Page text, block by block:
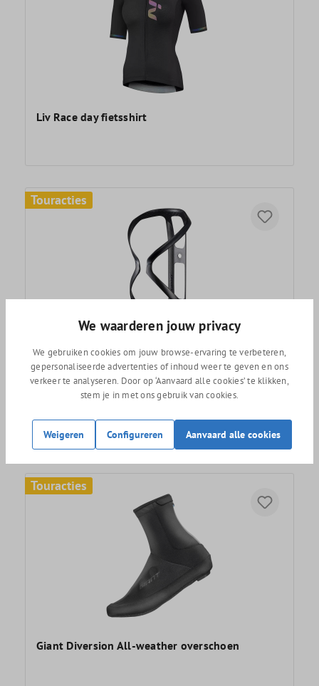
Liv Race day fietsshirt
Touracties
Giant Airway lite bidonhouder
34,95
Touracties
Giant Diversion All-weather overschoen
We waarderen jouw privacy
We gebruiken cookies om jouw browse-ervaring te verbeteren,
gepersonaliseerde advertenties of inhoud weer te geven en ons
verkeer te analyseren. Door op ‘Aanvaard alle cookies’ te klikken,
stem je in met ons gebruik van cookies.
Weigeren Configureren Aanvaard alle cookies